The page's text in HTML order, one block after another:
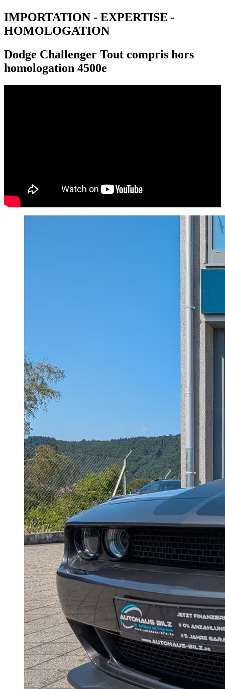
IMPORTATION - EXPERTISE -
HOMOLOGATION
Dodge Challenger Tout compris hors
homologation 4500e